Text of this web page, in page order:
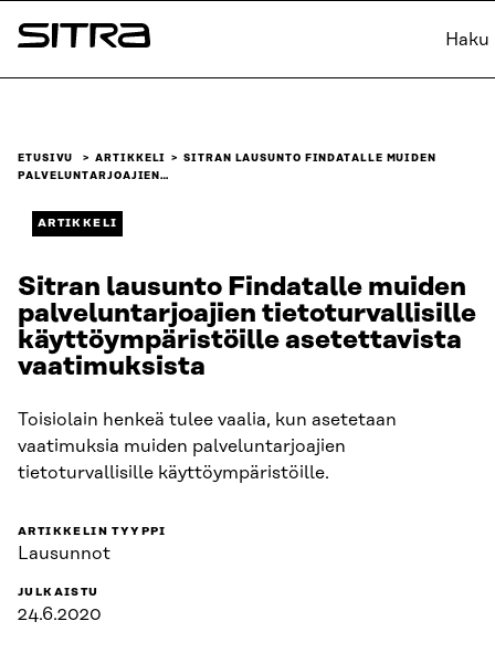
Siirry
suoraan
Sitra Haku
ETUSIVU ARTIKKELI
SITRAN LAUSUNTO FINDATALLE MUIDEN
PALVELUNTARJOAJIEN…
ARTIKKELI
Sitran lausunto Findatalle muiden
palveluntarjoajien tietoturvallisille
käyttöympäristöille asetettavista
vaatimuksista
Toisiolain henkeä tulee vaalia, kun asetetaan
vaatimuksia muiden palveluntarjoajien
tietoturvallisille käyttöympäristöille.
ARTIKKELIN TYYPPI
Lausunnot
JULKAISTU
24.6.2020